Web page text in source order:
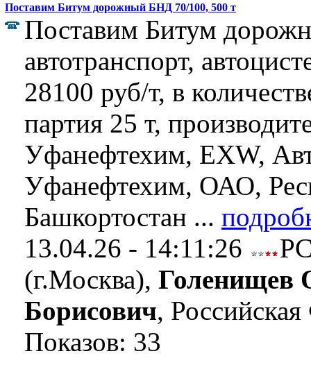
Поставим Битум дорожный БНД 70/100, 500 т
Поставим Битум
автотранспорт,
28100 руб/т, в
партия 25 т,
Уфанефтехим, EXW,
Уфанефтехим, ОАО,
Башкортостан ...
13.04.26 - 14:11:26
(г.Москва), Голенищев
Борисович,
Показов: 33